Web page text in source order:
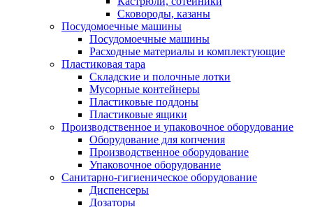
Сковороды, казаны
Посудомоечные машины
Посудомоечные машины
Расходные материалы и комплектующие
Пластиковая тара
Складские и полочные лотки
Мусорные контейнеры
Пластиковые поддоны
Пластиковые ящики
Производственное и упаковочное оборудование
Оборудование для копчения
Производственное оборудование
Упаковочное оборудование
Санитарно-гигиеническое оборудование
Диспенсеры
Дозаторы